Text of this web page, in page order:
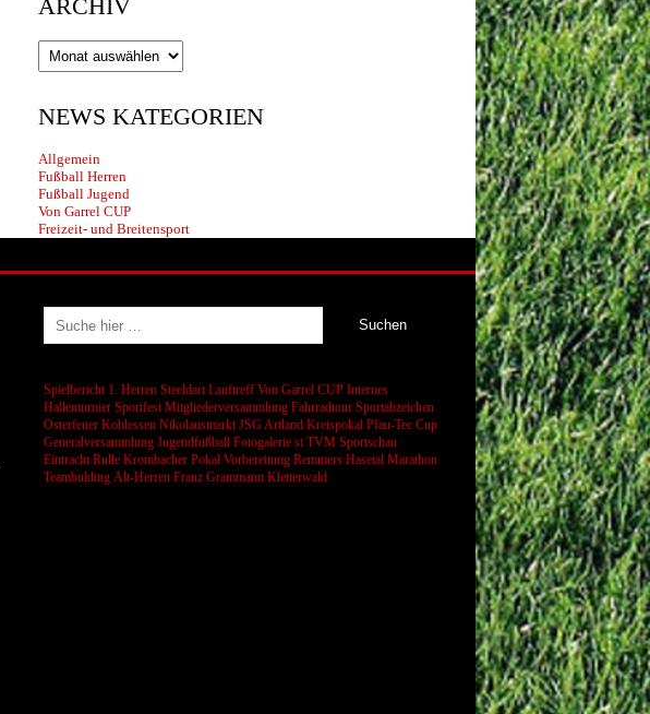
ARCHIV
Archiv
NEWS KATEGORIEN
Allgemein
Fußball Herren
Fußball Jugend
Von Garrel CUP
Freizeit- und Breitensport
Spielbericht 1. Herren Steeldart Lauftreff Von Garrel CUP Internes
Hallenturnier Sportfest Mitgliederversammlung Fahrradtour Sportabzeichen
Osterfeuer Kohlessen Nikolausmarkt JSG Artland Kreispokal Pfau-Tec Cup
Generalversammlung Jugendfußball Fotogalerie st TVM Sportschau
Eintracht Rulle Krombacher Pokal Vorbereitung Remmers Hasetal Marathon
Teambulding Alt-Herren Franz Grammann Kletterwald